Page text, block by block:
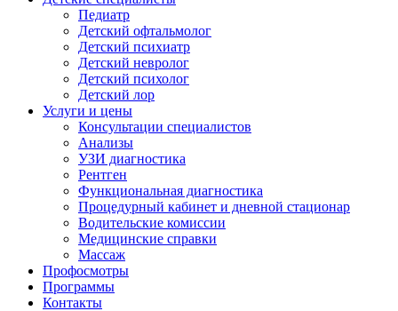
Педиатр
Детский офтальмолог
Детский психиатр
Детский невролог
Детский психолог
Детский лор
Услуги и цены
Консультации специалистов
Анализы
УЗИ диагностика
Рентген
Функциональная диагностика
Процедурный кабинет и дневной стационар
Водительские комиссии
Медицинские справки
Массаж
Профосмотры
Программы
Контакты